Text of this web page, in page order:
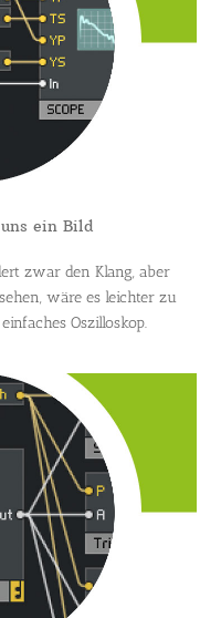
ein Bild
zwar den Klang, aber
wäre es leichter zu
Oszilloskop.